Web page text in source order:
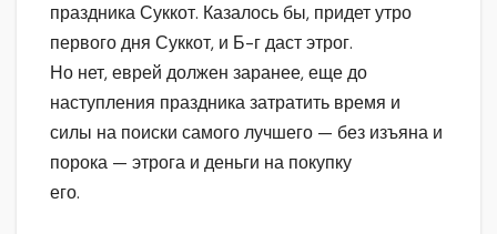
праздника Суккот. Казалось бы, придет утро
первого дня Суккот, и Б-г даст этрог.
Но нет, еврей должен заранее, еще до
наступления праздника затратить время и
силы на поиски самого лучшего — без изъяна и
порока — этрога и деньги на покупку
его.